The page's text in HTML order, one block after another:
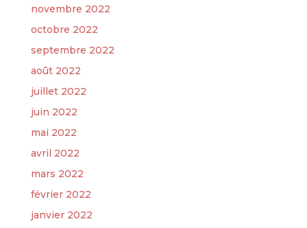
novembre 2022
octobre 2022
septembre 2022
août 2022
juillet 2022
juin 2022
mai 2022
avril 2022
mars 2022
février 2022
janvier 2022